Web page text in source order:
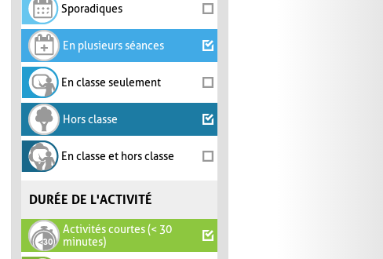
Sporadiques
En plusieurs séances
En classe seulement
Hors classe
En classe et hors classe
DURÉE DE L'ACTIVITÉ
Activités courtes (< 30
minutes)